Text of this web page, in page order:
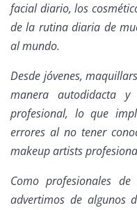
facial diario, los
de la rutina diaria de
al mundo.
Desde jóvenes,
manera autodidacta
profesional, lo que
errores al no tener
makeup artists
Como profesionales
advertimos de algunos